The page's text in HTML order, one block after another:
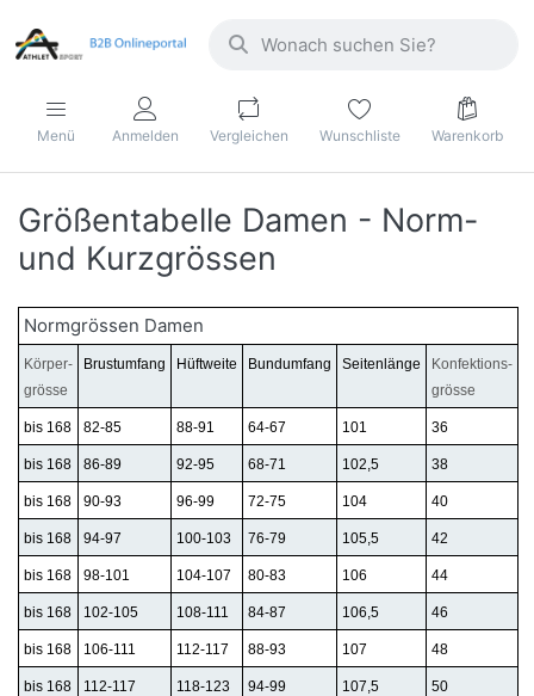
Menü Anmelden Vergleichen Wunschliste Warenkorb
Größentabelle Damen - Norm-
und Kurzgrössen
Normgrössen Damen
Körper-
grösse
Brustumfang Hüftweite Bundumfang Seitenlänge
Konfektions-
grösse
bis 168 82-85 88-91 64-67 101 36
bis 168 86-89 92-95 68-71 102,5 38
bis 168 90-93 96-99 72-75 104 40
bis 168 94-97 100-103 76-79 105,5 42
bis 168 98-101 104-107 80-83 106 44
bis 168 102-105 108-111 84-87 106,5 46
bis 168 106-111 112-117 88-93 107 48
bis 168 112-117 118-123 94-99 107,5 50